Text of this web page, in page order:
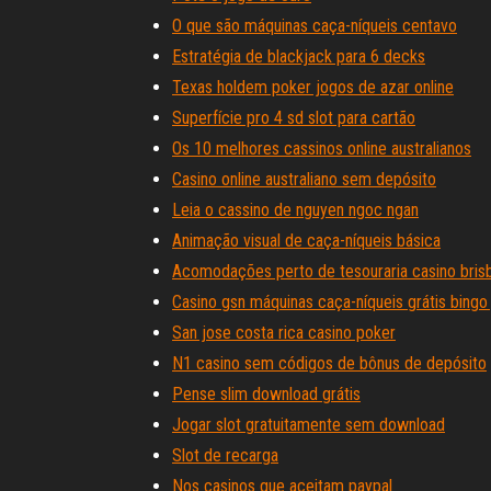
O que são máquinas caça-níqueis centavo
Estratégia de blackjack para 6 decks
Texas holdem poker jogos de azar online
Superfície pro 4 sd slot para cartão
Os 10 melhores cassinos online australianos
Casino online australiano sem depósito
Leia o cassino de nguyen ngoc ngan
Animação visual de caça-níqueis básica
Acomodações perto de tesouraria casino
Casino gsn máquinas caça-níqueis grátis
San jose costa rica casino poker
N1 casino sem códigos de bônus de depósito
Pense slim download grátis
Jogar slot gratuitamente sem download
Slot de recarga
Nos casinos que aceitam paypal